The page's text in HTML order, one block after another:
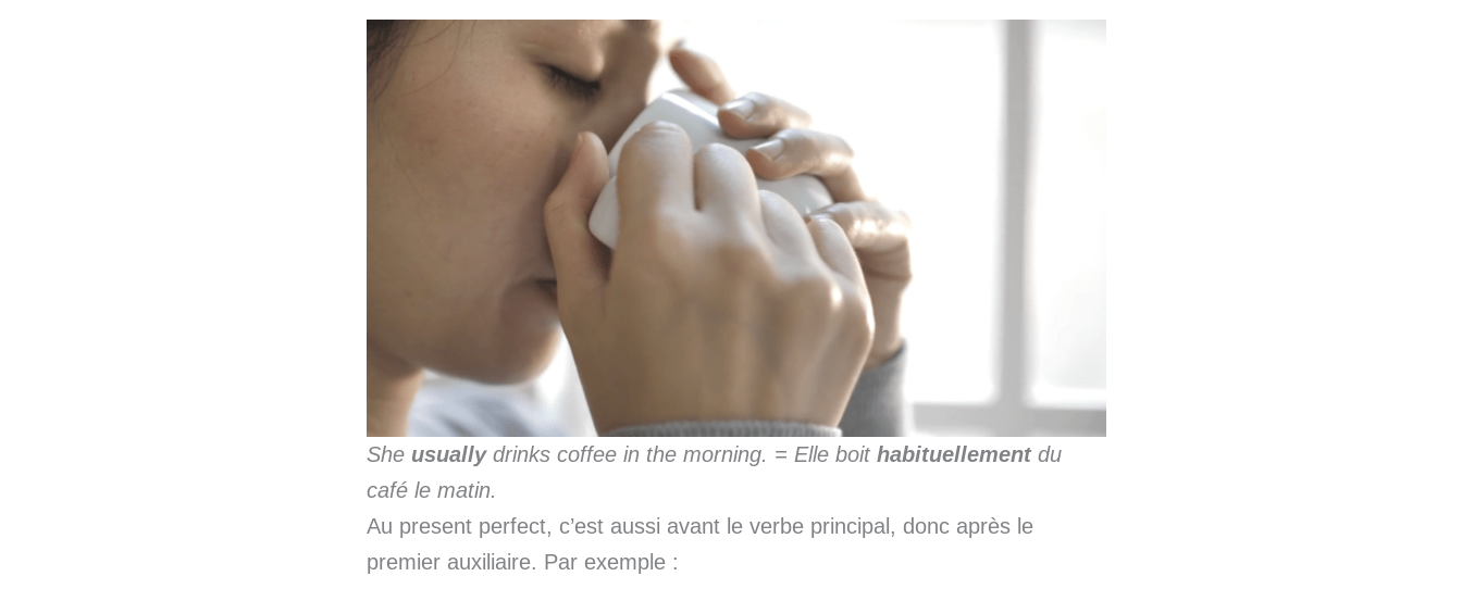
She usuallydrinks coffee in the morning. = Elle boit habituellementdu
café le matin.
Au present perfect, c’est aussi avant le verbe principal, donc après le
premier auxiliaire. Par exemple :